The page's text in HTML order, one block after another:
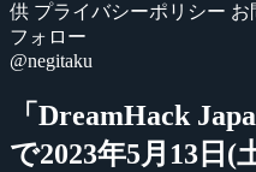
供 プライバシーポリシー お
フォロー
@negitaku
「DreamHack
で2023年5月13日(